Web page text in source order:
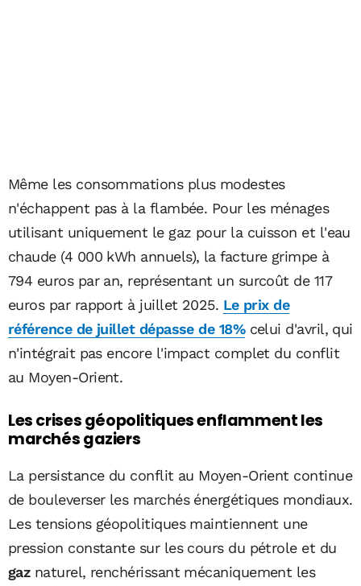
Même les consommations plus modestes
n'échappent pas à la flambée. Pour les ménages
utilisant uniquement le gaz pour la cuisson et l'eau
chaude (4 000 kWh annuels), la facture grimpe à
794 euros par an, représentant un surcoût de 117
euros par rapport à juillet 2025. Le prix de
référence de juillet dépasse de 18%celui d'avril, qui
n'intégrait pas encore l'impact complet du conflit
au Moyen-Orient.
Les crises géopolitiques enflamment les
marchés gaziers
La persistance du conflit au Moyen-Orient continue
de bouleverser les marchés énergétiques mondiaux.
Les tensions géopolitiques maintiennent une
pression constante sur les cours du pétrole et du
gaznaturel, renchérissant mécaniquement les